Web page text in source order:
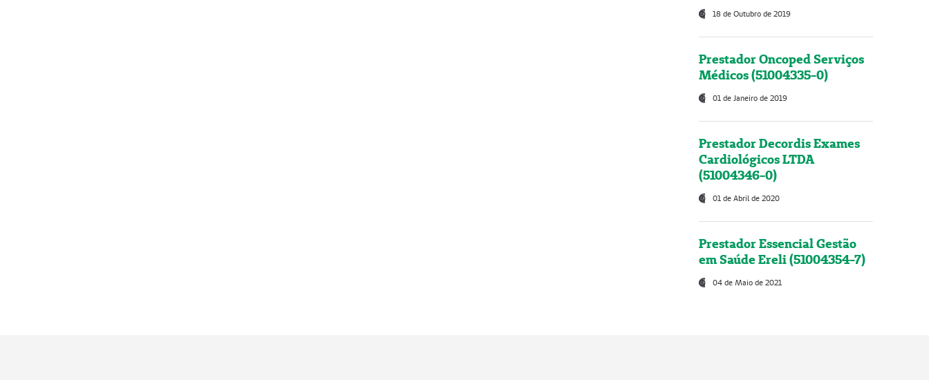
18 de Outubro de 2019
Prestador Oncoped Serviços
Médicos (51004335-0)
01 de Janeiro de 2019
Prestador Decordis Exames
Cardiológicos LTDA
(51004346-0)
01 de Abril de 2020
Prestador Essencial Gestão
em Saúde Ereli (51004354-7)
04 de Maio de 2021